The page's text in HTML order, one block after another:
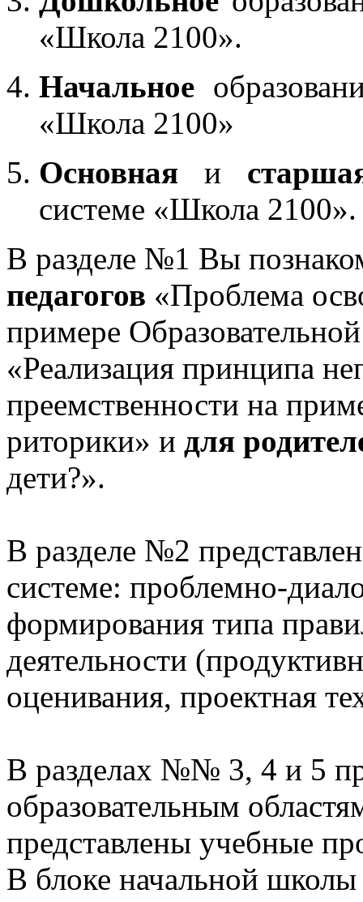
«Школа 2100».
Начальное
«Школа 2100»
Основная и
системе «Школа 2100».
В разделе №1 Вы
педагогов «Проблема
примере
«Реализация принципа
преемственности на
риторики» и для
дети?».
В разделе №2
системе: проблемно-
формирования типа
деятельности
оценивания, проектная
В разделах №№ 3, 4 и 5
образовательным
представлены учебные
В блоке начальной